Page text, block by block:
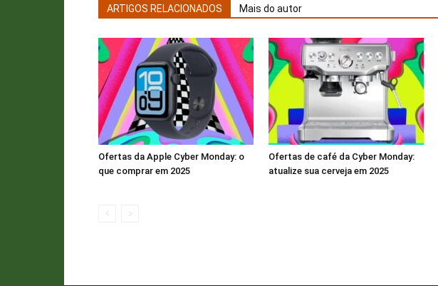
ARTIGOS RELACIONADOS Mais do autor
Ofertas da Apple Cyber ​​Monday: o
que comprar em 2025
Ofertas de café da Cyber ​​Monday:
atualize sua cerveja em 2025